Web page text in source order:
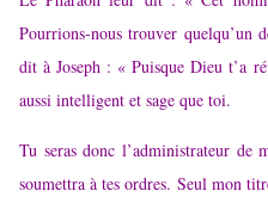
Pourrions-nous trouver quelqu’un
dit à Joseph : « Puisque Dieu t’a
aussi intelligent et sage que toi.
Tu seras donc l’administrateur de
soumettra à tes ordres. Seul mon